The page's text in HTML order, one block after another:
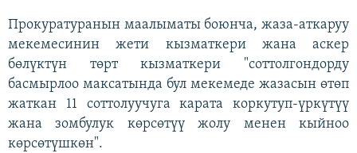
Прокуратуранын маалыматы боюнча, жаза-аткаруу
мекемесинин жети кызматкери жана аскер
бөлүктүн төрт кызматкери "соттолгондорду
басмырлоо максатында бул мекемеде жазасын өтөп
жаткан 11 соттолуучуга карата коркутуп-үркүтүү
жана зомбулук көрсөтүү жолу менен кыйноо
көрсөтүшкөн".